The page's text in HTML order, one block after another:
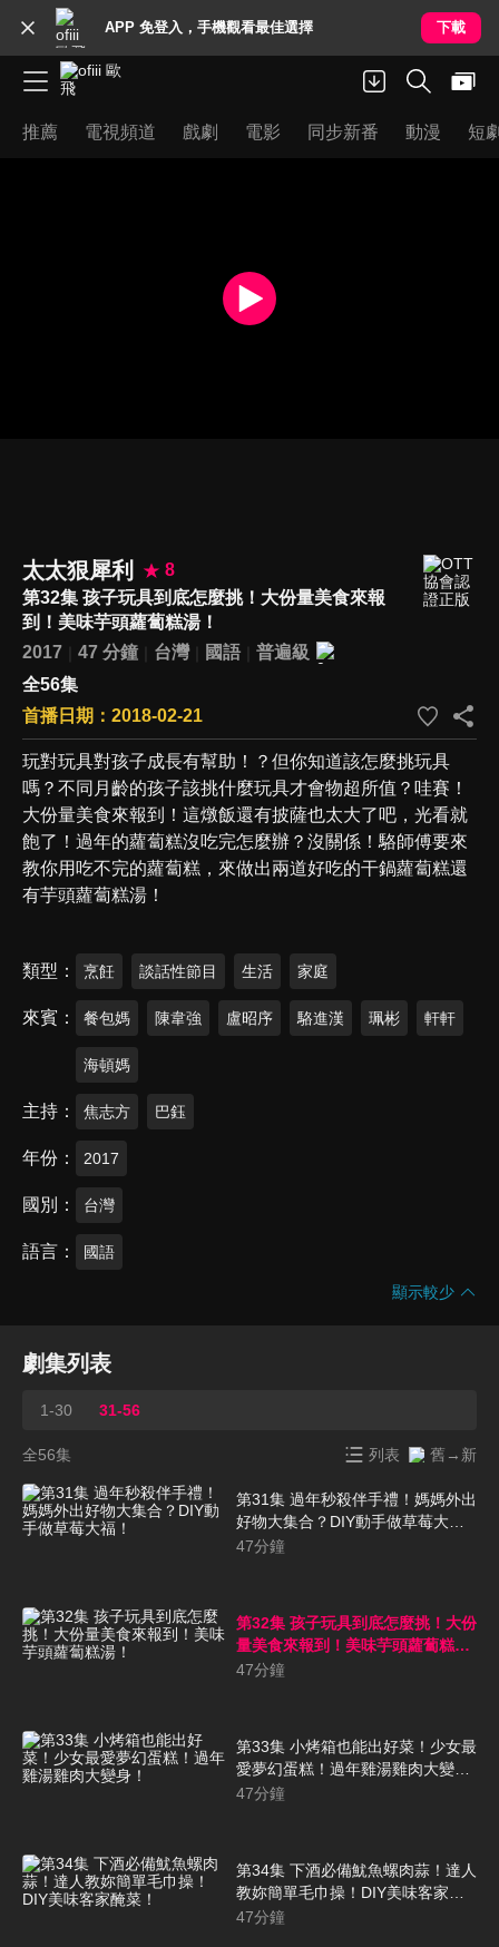
APP 免登入，手機觀看最佳選擇 下載
推薦 電視頻道 戲劇 電影 同步新番 動漫 短
太太狠犀利
8
第32集 孩子玩具到底怎麼挑！大份量美食來報
到！美味芋頭蘿蔔糕湯！
2017
47 分鐘 台灣 國語
普遍級
全56集
首播日期：2018-02-21
玩對玩具對孩子成長有幫助！？但你知道該怎麼挑玩具
嗎？不同月齡的孩子該挑什麼玩具才會物超所值？哇賽！
大份量美食來報到！這燉飯還有披薩也太大了吧，光看就
飽了！過年的蘿蔔糕沒吃完怎麼辦？沒關係！駱師傅要來
教你用吃不完的蘿蔔糕，來做出兩道好吃的干鍋蘿蔔糕還
有芋頭蘿蔔糕湯！
類型 烹飪 談話性節目 生活 家庭
來賓 餐包媽 陳韋強 盧昭序 駱進漢 珮彬 軒軒
海頓媽
主持 焦志方 巴鈺
年份 2017
國別 台灣
語言 國語
顯示較少
劇集列表
1-30 31-56
全56集 列表 舊→新
第31集 過年秒殺伴手禮！媽媽外出
好物大集合？DIY動手做草莓大
福！
47分鐘
第32集 孩子玩具到底怎麼挑！大份
量美食來報到！美味芋頭蘿蔔糕
湯！
47分鐘
第33集 小烤箱也能出好菜！少女最
愛夢幻蛋糕！過年雞湯雞肉大變
身！
47分鐘
第34集 下酒必備魷魚螺肉蒜！達人
教妳簡單毛巾操！DIY美味客家醃
菜！
47分鐘